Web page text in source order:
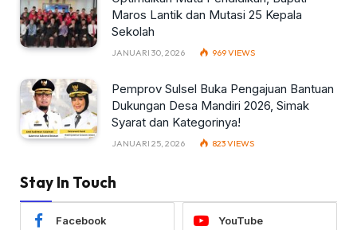
Maros Lantik dan Mutasi 25 Kepala
Sekolah
JANUARI 30, 2026 969VIEWS
Pemprov Sulsel Buka Pengajuan Bantuan
Dukungan Desa Mandiri 2026, Simak
Syarat dan Kategorinya!
JANUARI 25, 2026 823VIEWS
Stay In Touch
Facebook YouTube